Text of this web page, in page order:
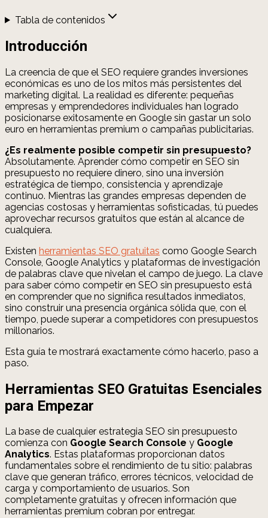
Tabla de contenidos
Introducción
La creencia de que el SEO requiere grandes inversiones
económicas es uno de los mitos más persistentes del
marketing digital. La realidad es diferente: pequeñas
empresas y emprendedores individuales han logrado
posicionarse exitosamente en Google sin gastar un solo
euro en herramientas premium o campañas publicitarias.
¿Es realmente posible competir sin presupuesto?
Absolutamente. Aprender cómo competir en SEO sin
presupuesto no requiere dinero, sino una inversión
estratégica de tiempo, consistencia y aprendizaje
continuo. Mientras las grandes empresas dependen de
agencias costosas y herramientas sofisticadas, tú puedes
aprovechar recursos gratuitos que están al alcance de
cualquiera.
Existen herramientas SEO gratuitas como Google Search
Console, Google Analytics y plataformas de investigación
de palabras clave que nivelan el campo de juego. La clave
para saber cómo competir en SEO sin presupuesto está
en comprender que no significa resultados inmediatos,
sino construir una presencia orgánica sólida que, con el
tiempo, puede superar a competidores con presupuestos
millonarios.
Esta guía te mostrará exactamente cómo hacerlo, paso a
paso.
Herramientas SEO Gratuitas Esenciales
para Empezar
La base de cualquier estrategia SEO sin presupuesto
comienza con Google Search Console y Google
Analytics. Estas plataformas proporcionan datos
fundamentales sobre el rendimiento de tu sitio: palabras
clave que generan tráfico, errores técnicos, velocidad de
carga y comportamiento de usuarios. Son
completamente gratuitas y ofrecen información que
herramientas premium cobran por entregar.